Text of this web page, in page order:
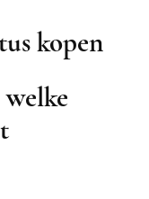
kopen